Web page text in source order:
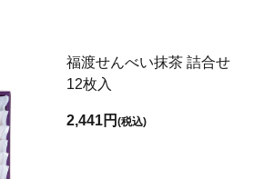
福渡せんべい抹茶 詰合せ
12枚入
2,441円(税込)